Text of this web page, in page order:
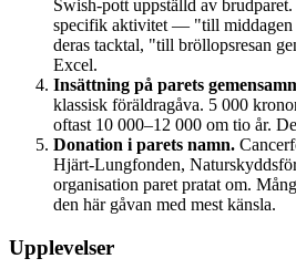
Swish-pott uppställd av
specifik aktivitet — "till middagen
deras tacktal, "till bröllopsresan
Excel.
Insättning på parets
klassisk föräldragåva. 5 000
oftast 10 000–12 000 om tio år.
Donation i parets namn.
Hjärt-Lungfonden,
organisation paret pratat om.
den här gåvan med mest känsla.
Upplevelser